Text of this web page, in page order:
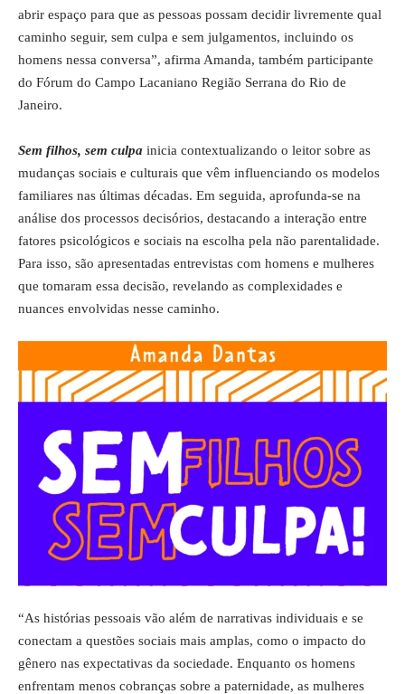
abrir espaço para que as pessoas possam decidir livremente qual
caminho seguir, sem culpa e sem julgamentos, incluindo os
homens nessa conversa”, afirma Amanda, também participante
do Fórum do Campo Lacaniano Região Serrana do Rio de
Janeiro.
Sem filhos, sem culpa inicia contextualizando o leitor sobre as
mudanças sociais e culturais que vêm influenciando os modelos
familiares nas últimas décadas. Em seguida, aprofunda-se na
análise dos processos decisórios, destacando a interação entre
fatores psicológicos e sociais na escolha pela não parentalidade.
Para isso, são apresentadas entrevistas com homens e mulheres
que tomaram essa decisão, revelando as complexidades e
nuances envolvidas nesse caminho.
“As histórias pessoais vão além de narrativas individuais e se
conectam a questões sociais mais amplas, como o impacto do
gênero nas expectativas da sociedade. Enquanto os homens
enfrentam menos cobranças sobre a paternidade, as mulheres